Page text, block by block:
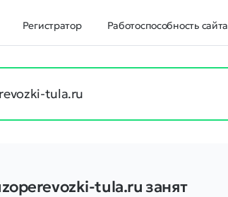
Регистратор Работоспособность сайта
tula.ruзанят